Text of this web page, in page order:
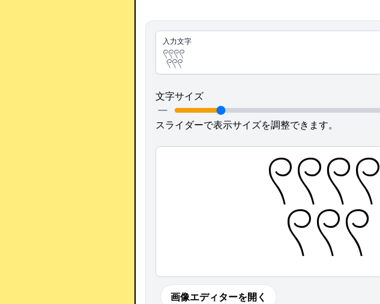
入力文字
文字サイズ
スライダーで表示サイズを調整できます。
𓍨
画像エディターを開く